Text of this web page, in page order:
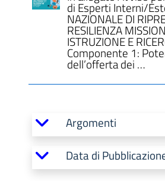
di Esperti Interni/
NAZIONALE DI
RESILIENZA
ISTRUZIONE E
Componente 1:
dell’offerta dei …
Argomenti
Data di